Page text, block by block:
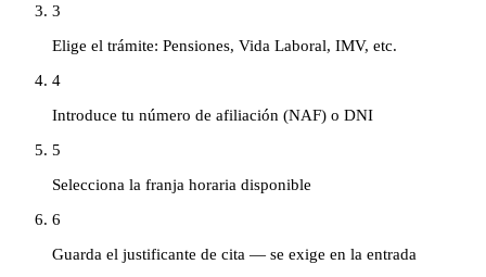
3
Elige el trámite: Pensiones, Vida Laboral, IMV, etc.
4
Introduce tu número de afiliación (NAF) o DNI
5
Selecciona la franja horaria disponible
6
Guarda el justificante de cita — se exige en la entrada